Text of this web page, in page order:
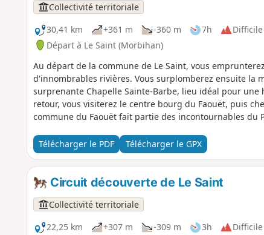
Collectivité territoriale
30,41 km
+361 m -360 m 7h
Difficile
Départ à Le Saint (Morbihan)
Au départ de la commune de Le Saint, vous
d'innombrables rivières. Vous surplomberez ensuite la
surprenante Chapelle Sainte-Barbe, lieu idéal pour
retour, vous visiterez le centre bourg du Faouët, puis
commune du Faouët fait partie des incontournables du
bordée par de nombreux bars et commerces.
Télécharger le PDF Télécharger le GPX
Circuit découverte de Le Saint
Collectivité territoriale
22,25 km
+307 m -309 m 3h
Difficile